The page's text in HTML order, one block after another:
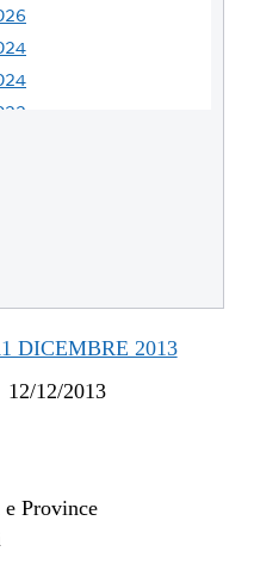
DICEMBRE 2013
12/12/2013
Province